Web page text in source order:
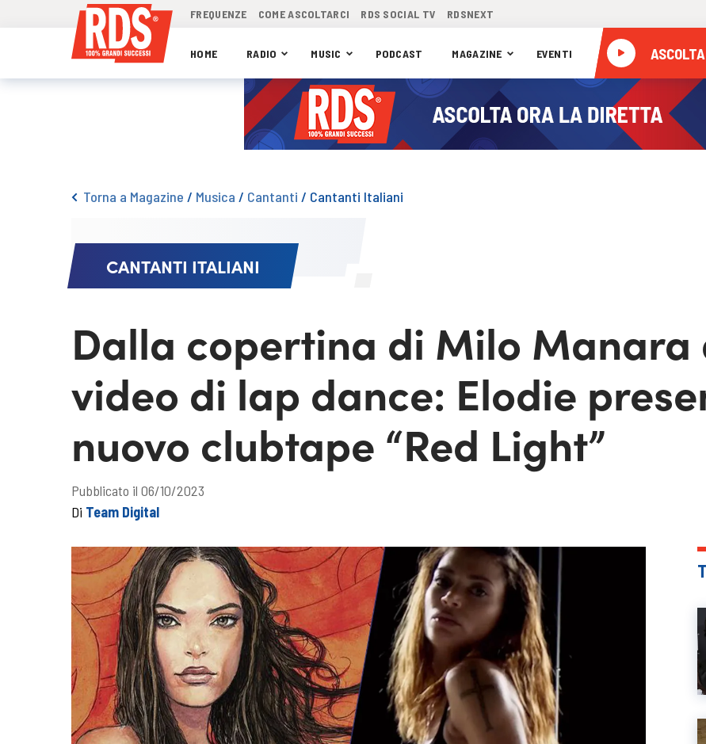
FREQUENZE COME ASCOLTARCI RDS SOCIAL TV RDSNEXT
HOME RADIO MUSIC PODCAST MAGAZINE EVENTI ASCOLTA
Torna a Magazine / Musica / Cantanti / Cantanti Italiani
CANTANTI ITALIANI
Dalla copertina di Milo Manara
video di lap dance: Elodie
nuovo clubtape “Red Light”
Pubblicato il 06/10/2023
Di Team Digital